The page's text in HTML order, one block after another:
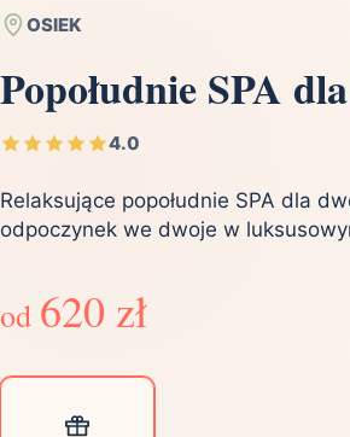
OSIEK
Popołudnie SPA
4.0
Relaksujące popołudnie SPA dla
odpoczynek we dwoje w
od 620 zł